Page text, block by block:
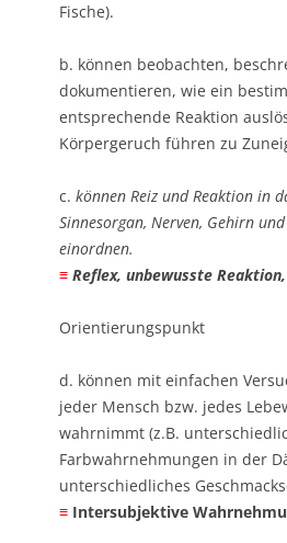
Fische).
b. können beobachten,
dokumentieren, wie ein
entsprechende Reaktion
Körpergeruch führen zu
c. können Reiz und Reaktion in
Sinnesorgan, Nerven, Gehirn
einordnen. ​
≡ Reflex, unbewusste
Orientierungspunkt
d. können mit einfachen
jeder Mensch bzw. jedes
wahrnimmt (z.B.
Farbwahrnehmungen in der
unterschiedliches
≡ ​Intersubjektive